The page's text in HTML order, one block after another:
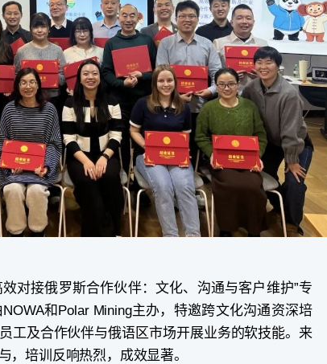
对接俄罗斯合作伙伴：文化、沟通与客户维护”专
和Polar Mining主办，特邀跨文化沟通资深培
工及合作伙伴与俄语区市场开展业务的软技能。来
，培训反响热烈，成效显著。